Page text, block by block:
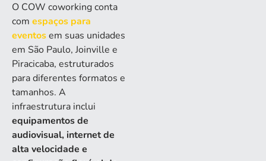
O COW coworking conta
com espaços para
eventosem suas unidades
em São Paulo, Joinville e
Piracicaba, estruturados
para diferentes formatos e
tamanhos. A
infraestrutura inclui
equipamentos de
audiovisual, internet de
alta velocidade e